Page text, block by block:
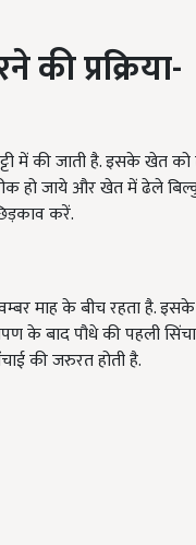
प्रक्रिया-
में की जाती है. इसके खेत
हो जाये और खेत में ढेले
करें.
माह के बीच रहता है. इसके
के बाद पौधे की पहली
की जरुरत होती है.